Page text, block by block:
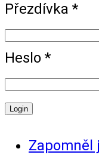
Přezdívka *
Heslo *
Zapomněl